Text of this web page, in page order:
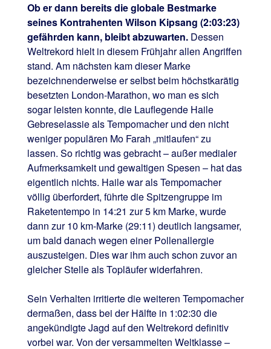
Ob er dann bereits die globale Bestmarke
seines Kontrahenten Wilson Kipsang (2:03:23)
gefährden kann, bleibt abzuwarten. Dessen
Weltrekord hielt in diesem Frühjahr allen Angriffen
stand. Am nächsten kam dieser Marke
bezeichnenderweise er selbst beim höchstkarätig
besetzten London-Marathon, wo man es sich
sogar leisten konnte, die Lauflegende Haile
Gebreselassie als Tempomacher und den nicht
weniger populären Mo Farah „mitlaufen“ zu
lassen. So richtig was gebracht – außer medialer
Aufmerksamkeit und gewaltigen Spesen – hat das
eigentlich nichts. Haile war als Tempomacher
völlig überfordert, führte die Spitzengruppe im
Raketentempo in 14:21 zur 5 km Marke, wurde
dann zur 10 km-Marke (29:11) deutlich langsamer,
um bald danach wegen einer Pollenallergie
auszusteigen. Dies war ihm auch schon zuvor an
gleicher Stelle als Topläufer widerfahren.
Sein Verhalten irritierte die weiteren Tempomacher
dermaßen, dass bei der Hälfte in 1:02:30 die
angekündigte Jagd auf den Weltrekord definitiv
vorbei war. Von der versammelten Weltklasse –